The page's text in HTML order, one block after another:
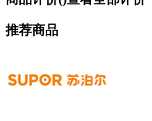
推荐商品